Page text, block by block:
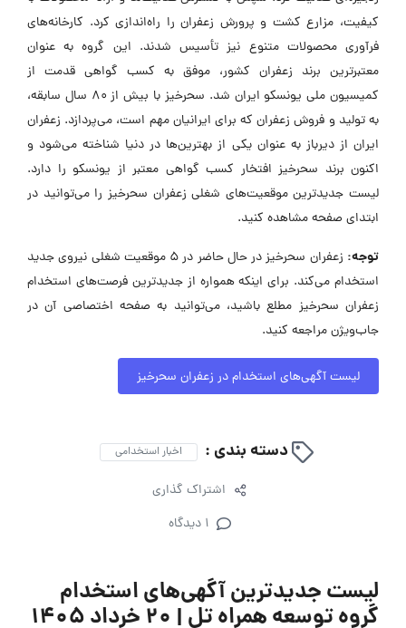
کیفیت، مزارع کشت و پرورش زعفران را راه‌اندازی کرد. کارخانه‌های
فرآوری محصولات متنوع نیز تأسیس شدند. این گروه به عنوان
معتبرترین برند زعفران کشور، موفق به کسب گواهی قدمت از
کمیسیون ملی یونسکو ایران شد. سحرخیز با بیش از ۸۰ سال سابقه،
به تولید و فروش زعفران که برای ایرانیان مهم است، می‌پردازد. زعفران
ایران از دیرباز به عنوان یکی از بهترین‌ها در دنیا شناخته می‌شود و
اکنون برند سحرخیز افتخار کسب گواهی معتبر از یونسکو را دارد.
لیست جدیدترین موقعیت‌های شغلی زعفران سحرخیز را می‌توانید در
ابتدای صفحه مشاهده کنید.
توجه:
زعفران سحرخیز در حال حاضر در ۵ موقعیت شغلی نیروی جدید
استخدام می‌کند. برای اینکه همواره از جدیدترین فرصت‌های استخدام
زعفران سحرخیز مطلع باشید، می‌توانید به صفحه اختصاصی آن در
جاب‌ویژن مراجعه کنید.
لیست آگهی‌های استخدام در زعفران سحرخیز
دسته بندی : اخبار استخدامی
اشتراک گذاری
1 دیدگاه
لیست جدیدترین آگهی‌های استخدام
گروه توسعه همراه تل | ۲۰ خرداد ۱۴۰۵